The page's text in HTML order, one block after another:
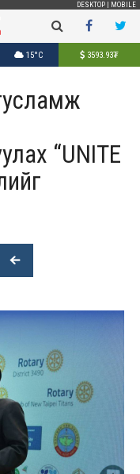
DESKTOP MOBILE
15°C 3593.93₮
“UNITE